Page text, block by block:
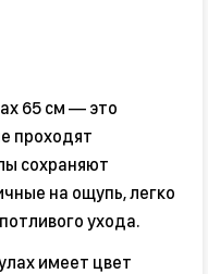
65 см — это
проходят
сохраняют
на ощупь, легко
ухода.
имеет цвет